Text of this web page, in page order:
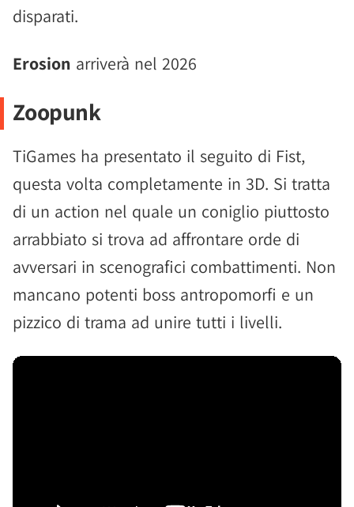
disparati.
Erosion arriverà nel 2026
Zoopunk
TiGames ha presentato il seguito di Fist,
questa volta completamente in 3D. Si tratta
di un action nel quale un coniglio piuttosto
arrabbiato si trova ad affrontare orde di
avversari in scenografici combattimenti. Non
mancano potenti boss antropomorfi e un
pizzico di trama ad unire tutti i livelli.